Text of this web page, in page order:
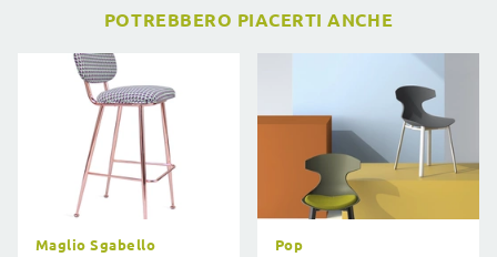
POTREBBERO PIACERTI ANCHE
Maglio Sgabello Pop